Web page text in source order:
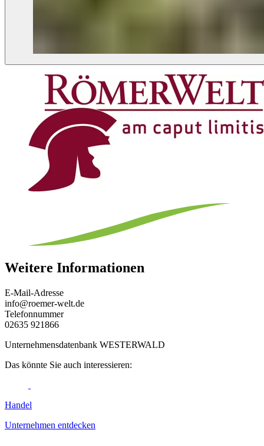
Weitere Informationen
E-Mail-Adresse
info@roemer-welt.de
Telefonnummer
02635 921866
Unternehmensdatenbank WESTERWALD
Das könnte Sie auch interessieren:
Handel
Unternehmen entdecken